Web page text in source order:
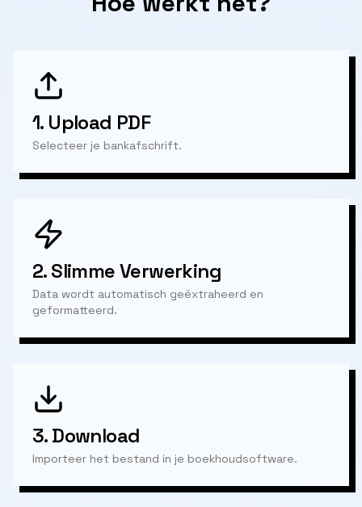
1. Upload PDF
Selecteer je bankafschrift.
2.Slimme Verwerking
Data wordt automatisch geëxtraheerd en
geformatteerd.
3.Download
Importeer het bestand in je boekhoudsoftware.